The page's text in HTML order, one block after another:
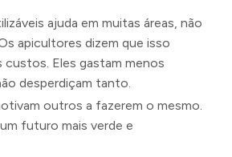
ajuda em muitas áreas, não
apicultores dizem que isso
custos. Eles gastam menos
desperdiçam tanto.
outros a fazerem o mesmo.
futuro mais verde e